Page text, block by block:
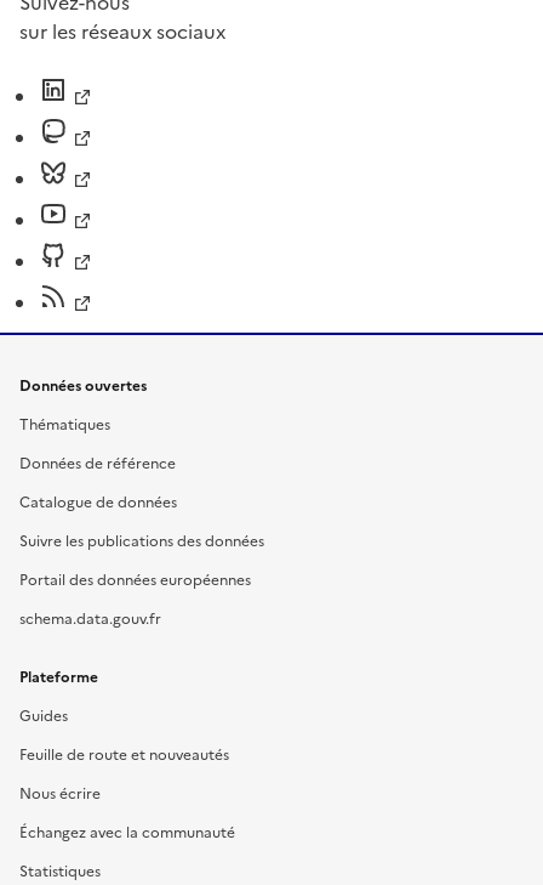
sur les réseaux sociaux
Données ouvertes
Thématiques
Données de référence
Catalogue de données
Suivre les publications des données
Portail des données européennes
schema.data.gouv.fr
Plateforme
Guides
Feuille de route et nouveautés
Nous écrire
Échangez avec la communauté
Statistiques